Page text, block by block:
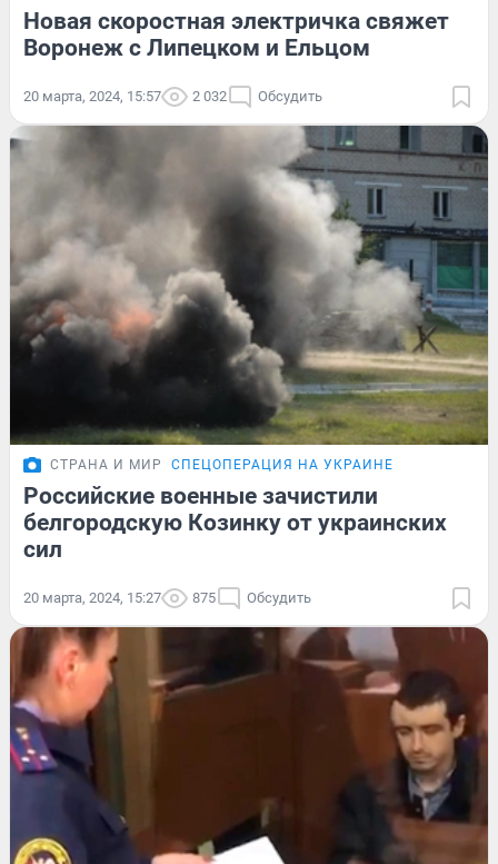
Новая скоростная электричка свяжет
Воронеж с Липецком и Ельцом
20 марта, 2024, 15:57 2 032 Обсудить
СТРАНА И МИР СПЕЦОПЕРАЦИЯ НА УКРАИНЕ
Российские военные зачистили
белгородскую Козинку от украинских
сил
20 марта, 2024, 15:27 875 Обсудить